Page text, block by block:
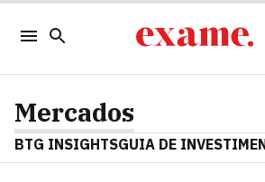
Mercados
BTG INSIGHTSGUIA DE